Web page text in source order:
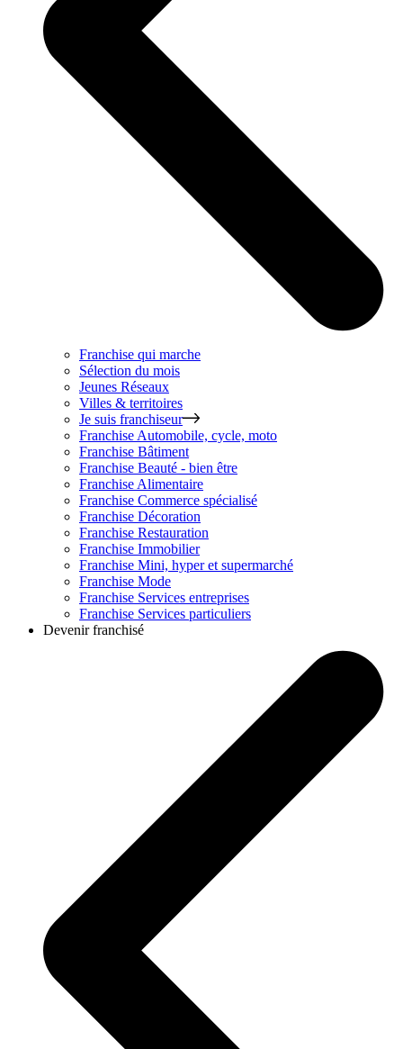
Franchise qui marche
Sélection du mois
Jeunes Réseaux
Villes & territoires
Je suis franchiseur
Franchise Automobile, cycle, moto
Franchise Bâtiment
Franchise Beauté - bien être
Franchise Alimentaire
Franchise Commerce spécialisé
Franchise Décoration
Franchise Restauration
Franchise Immobilier
Franchise Mini, hyper et supermarché
Franchise Mode
Franchise Services entreprises
Franchise Services particuliers
Devenir franchisé